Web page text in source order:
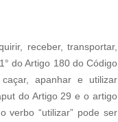
receber, transportar,
do Artigo 180 do Código
apanhar e utilizar
do Artigo 29 e o artigo
verbo “utilizar” pode ser